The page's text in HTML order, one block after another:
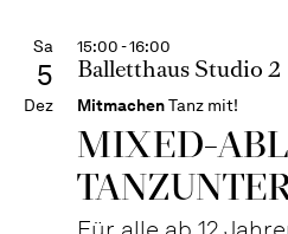
Sa
5
Dez
15:00 - 16:00
Balletthaus Studio 2
MitmachenTanz mit!
MIXED-­